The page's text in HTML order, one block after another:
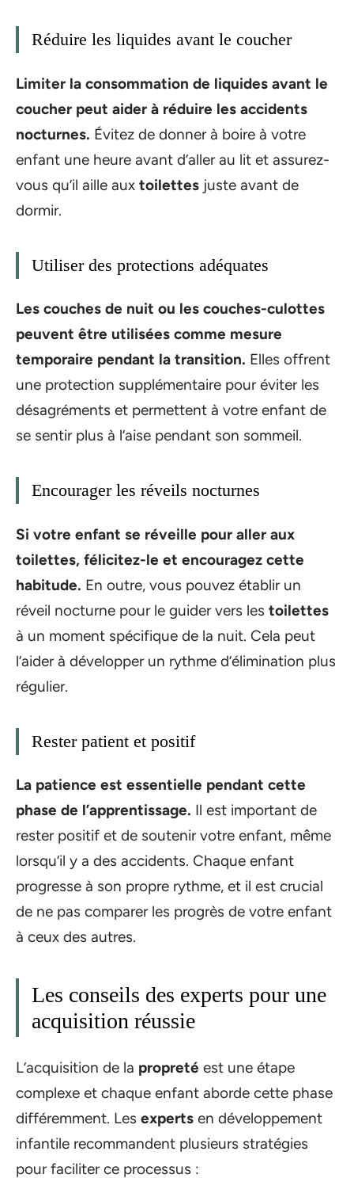
Réduire les liquides avant le coucher
Limiter la consommation de liquides avant le
coucher peut aider à réduire les accidents
nocturnes. Évitez de donner à boire à votre
enfant une heure avant d’aller au lit et assurez-
vous qu’il aille aux toilettes juste avant de
dormir.
Utiliser des protections adéquates
Les couches de nuit ou les couches-culottes
peuvent être utilisées comme mesure
temporaire pendant la transition. Elles offrent
une protection supplémentaire pour éviter les
désagréments et permettent à votre enfant de
se sentir plus à l’aise pendant son sommeil.
Encourager les réveils nocturnes
Si votre enfant se réveille pour aller aux
toilettes, félicitez-le et encouragez cette
habitude. En outre, vous pouvez établir un
réveil nocturne pour le guider vers les toilettes
à un moment spécifique de la nuit. Cela peut
l’aider à développer un rythme d’élimination plus
régulier.
Rester patient et positif
La patience est essentielle pendant cette
phase de l’apprentissage. Il est important de
rester positif et de soutenir votre enfant, même
lorsqu’il y a des accidents. Chaque enfant
progresse à son propre rythme, et il est crucial
de ne pas comparer les progrès de votre enfant
à ceux des autres.
Les conseils des experts pour une
acquisition réussie
L’acquisition de la propreté est une étape
complexe et chaque enfant aborde cette phase
différemment. Les experts en développement
infantile recommandent plusieurs stratégies
pour faciliter ce processus :